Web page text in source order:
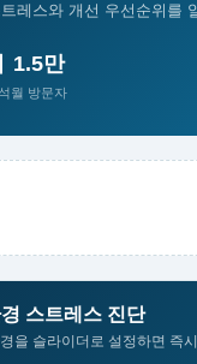
레스와 개선 우선순위를
1.5만
월 방문자
스트레스 진단
을 슬라이더로 설정하면 즉